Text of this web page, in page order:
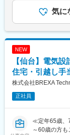
■当社だから
＜取引社数
同業他社と比
占のプロジェ
あります。
自分の希望
き、専門チー
境を提供。
経験やスキル
長しながら多
ルアップも促
変更の範囲
■業務詳細：
・セキュリテ
・設計変更に
・回路図や設
・製品性能や
・関係部署と
・設計ドキュ
■魅力：
開発が完了し
通じて製品の
す。回路設計
・電子部品選
年目 年収
でも目安で
て上下する
です。
気に
NEW
【仙台】電気
住宅・引越し
株式会社BREXA
正社員
≪定年65歳、
～60歳の方も